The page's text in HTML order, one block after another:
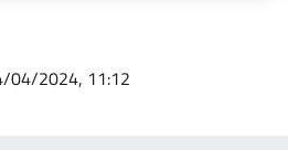
04/2024, 11:12